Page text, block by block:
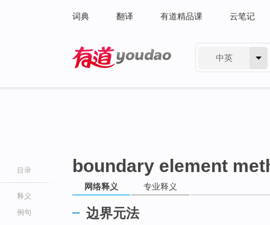
词典 翻译 有道精品课 云笔记
中英
目录
释义
例句
boundary element
网络释义 专业释义
边界元法